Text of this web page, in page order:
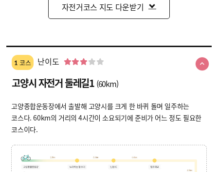
자전거코스 지도 다운받기
1 코스 난이도
고양시 자전거 둘레길1 (60km)
고양종합운동장에서 출발해 고양시를 크게 한 바퀴 돌며 일주하는
코스다. 60km의 거리의 4시간이 소요되기에 준비가 어느 정도 필요한
코스이다.